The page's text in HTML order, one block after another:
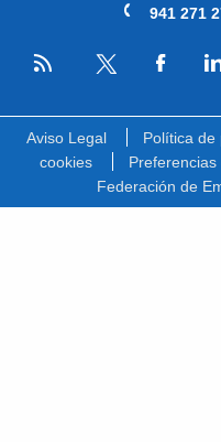
941 271
RSS
Aviso Legal Política de
cookies
Federación de